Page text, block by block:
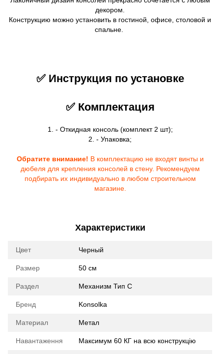
декором.
Конструкцию можно установить в гостиной, офисе, столовой и
спальне.
✅ Инструкция по установке
✅ Комплектация
1. - Откидная консоль (комплект 2 шт);
2. - Упаковка;
Обратите внимание! В комплектацию не входят винты и
дюбеля для крепления консолей в стену. Рекомендуем
подбирать их индивидуально в любом строительном
магазине.
Характеристики
Цвет Черный
Размер 50 см
Раздел Механизм Тип С
Бренд Konsolka
Материал Метал
Навантаження Максимум 60 КГ на всю конструкцію